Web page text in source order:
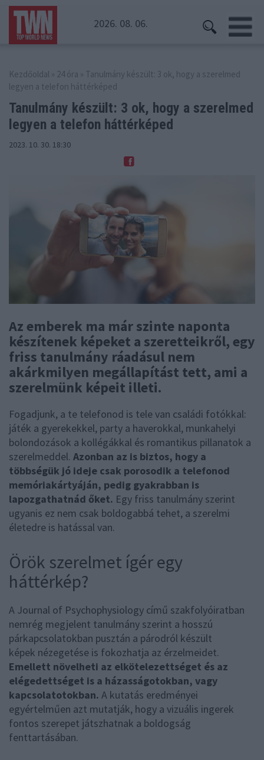
2026. 08. 06.
Kezdőoldal » 24 óra » Tanulmány készült: 3 ok, hogy a szerelmed
legyen a telefon háttérképed
Tanulmány készült: 3 ok, hogy a szerelmed
legyen a telefon háttérképed
2023. 10. 30. 18:30
Az emberek ma már szinte naponta
készítenek képeket a szeretteikről, egy
friss tanulmány ráadásul nem
akárkmilyen megállapítást tett, ami a
szerelmünk képeit illeti.
Fogadjunk, a te telefonod is tele van családi fotókkal:
játék a gyerekekkel, party a haverokkal, munkahelyi
bolondozások a kollégákkal és romantikus pillanatok a
szerelmeddel. Azonban az is biztos, hogy a
többségük jó ideje csak porosodik a telefonod
memóriakártyáján, pedig gyakrabban is
lapozgathatnád őket. Egy friss tanulmány szerint
ugyanis ez nem csak boldogabbá tehet, a szerelmi
életedre is hatással van.
Örök szerelmet ígér egy
háttérkép?
A Journal of Psychophysiology című szakfolyóiratban
nemrég megjelent tanulmány szerint a hosszú
párkapcsolatokban pusztán a párodról készült
képek nézegetése is fokozhatja az érzelmeidet.
Emellett növelheti az elkötelezettséget és az
elégedettséget is a házasságotokban, vagy
kapcsolatotokban. A kutatás eredményei
egyértelműen azt mutatják, hogy a vizuális ingerek
fontos szerepet játszhatnak a boldogság
fenttartásában.